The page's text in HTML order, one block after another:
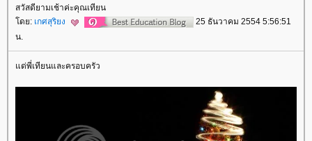
สวัสดียามเช้าค่ะคุณเทียน
ดย: เกศสุริยง
25 ธันวาคม 2554 5:56:51
น.
ด่พี่เทียนและครอบครัว